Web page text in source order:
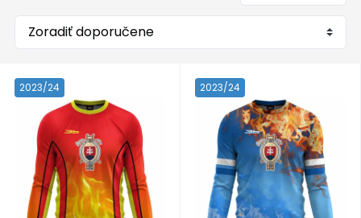
2023/24 2023/24